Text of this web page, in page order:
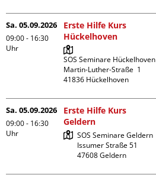
Sa. 05.09.2026
09:00 - 16:30
Uhr
Erste Hilfe Kurs
Hückelhoven
SOS Seminare Hückelhoven
Martin-Luther-Straße  1
Sa. 05.09.2026
09:00 - 16:30
Uhr
Erste Hilfe Kurs
Geldern
SOS Seminare Geldern
Issumer Straße 51